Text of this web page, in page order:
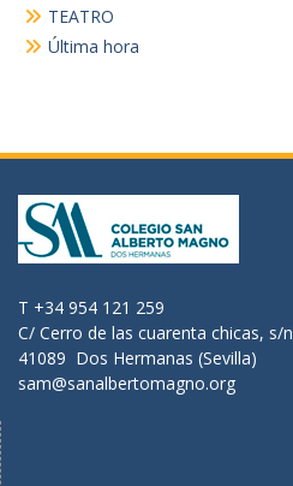
TEATRO
Última hora
T +34 954 121 259
C/ Cerro de las cuarenta chicas, s/n
41089 Dos Hermanas (Sevilla)
sam@sanalbertomagno.org